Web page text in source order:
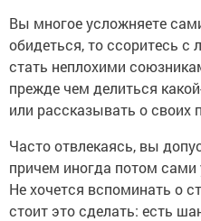
Вы многое усложняете
обидеться, то ссоритесь
стать неплохими
прежде чем делиться
или рассказывать о своих
Часто отвлекаясь, вы
причем иногда потом сами
Не хочется вспоминать о
стоит это сделать: есть